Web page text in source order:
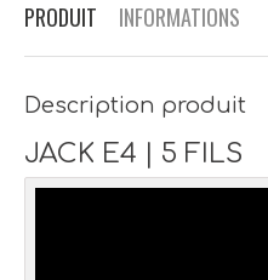
PRODUIT INFORMATIONS
Description produit
JACK E4 | 5 FILS